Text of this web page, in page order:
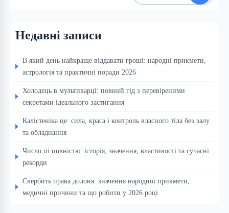
Недавні записи
В який день найкраще віддавати гроші: народні прикмети,
астрологія та практичні поради 2026
Холодець в мультиварці: повний гід з перевіреними
секретами ідеального застигання
Калістеніка це: сила, краса і контроль власного тіла без залу
та обладнання
Число пі повністю: історія, значення, властивості та сучасні
рекорди
Свербить права долоня: значення народної прикмети,
медичні причини та що робити у 2026 році